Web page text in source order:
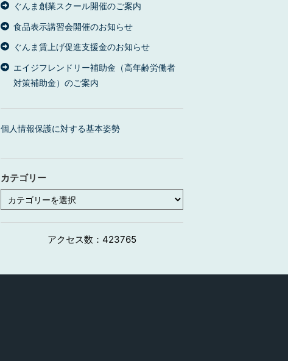
ぐんま創業スクール開催のご案内
食品表示講習会開催のお知らせ
ぐんま賃上げ促進支援金のお知らせ
エイジフレンドリー補助金（高年齢労働者
対策補助金）のご案内
個人情報保護に対する基本姿勢
カテゴリー
カ
テ
ゴ
リ
アクセス数： 423765